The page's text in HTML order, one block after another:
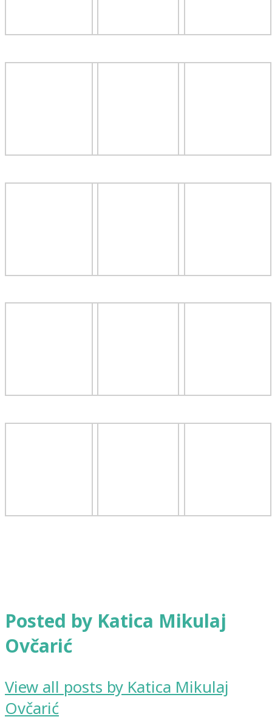
Posted by Katica Mikulaj
Ovčarić
View all posts by Katica Mikulaj
Ovčarić